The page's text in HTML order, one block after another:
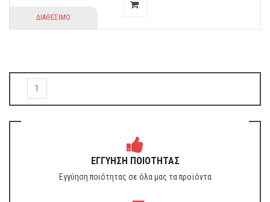
ΔΙΑΘΕΣΙΜΟ
1
ΕΓΓΥΗΣΗ ΠΟΙΟΤΗΤΑΣ
Εγγύηση ποιότητας σε όλα μας τα προϊόντα